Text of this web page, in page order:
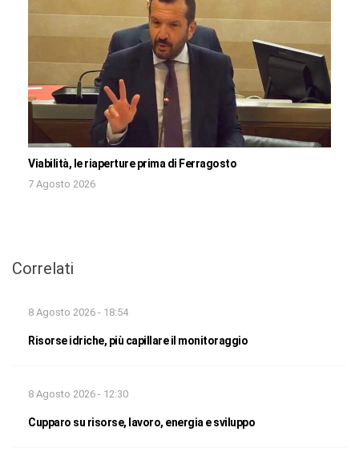
Viabilità, le riaperture prima di Ferragosto
7 Agosto 2026
Correlati
8 Agosto 2026 - 18:54
Risorse idriche, più capillare il monitoraggio
8 Agosto 2026 - 12:30
Cupparo su risorse, lavoro, energia e sviluppo